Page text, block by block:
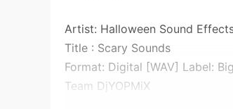
Artist: Halloween Sound
Title : Scary Sounds
Format: Digital [WAV] Label:
Team DjYOPMiX